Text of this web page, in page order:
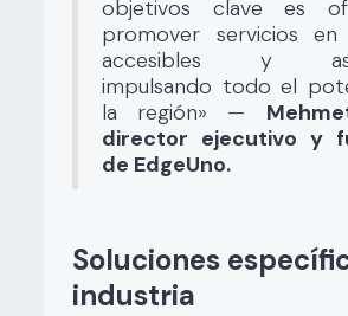
objetivos clave es
promover servicios
accesibles y
impulsando todo el
la región» —
director ejecutivo y
de EdgeUno.
Soluciones
industria